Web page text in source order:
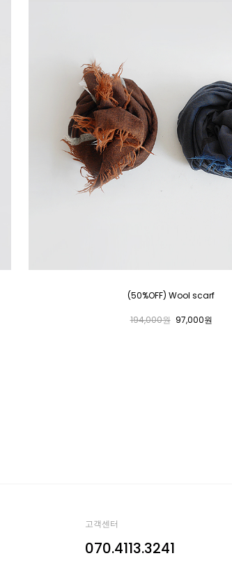
(50%OFF) Wool scarf
194,000원 97,000원
고객센터
070.4113.3241